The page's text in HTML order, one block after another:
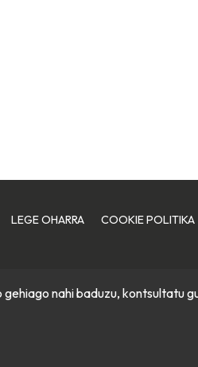
LEGE OHARRA COOKIE POLITIKA
nahi baduzu, kontsultatu